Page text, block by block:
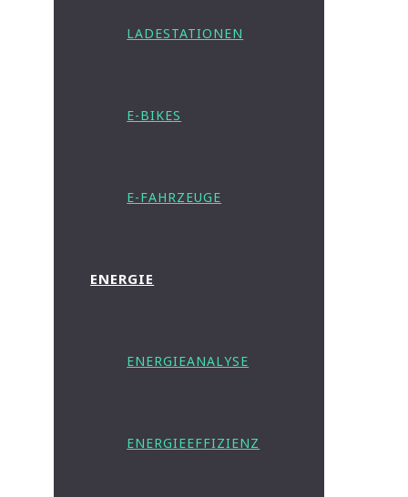
LADESTATIONEN
E-BIKES
E-FAHRZEUGE
ENERGIE
ENERGIEANALYSE
ENERGIEEFFIZIENZ